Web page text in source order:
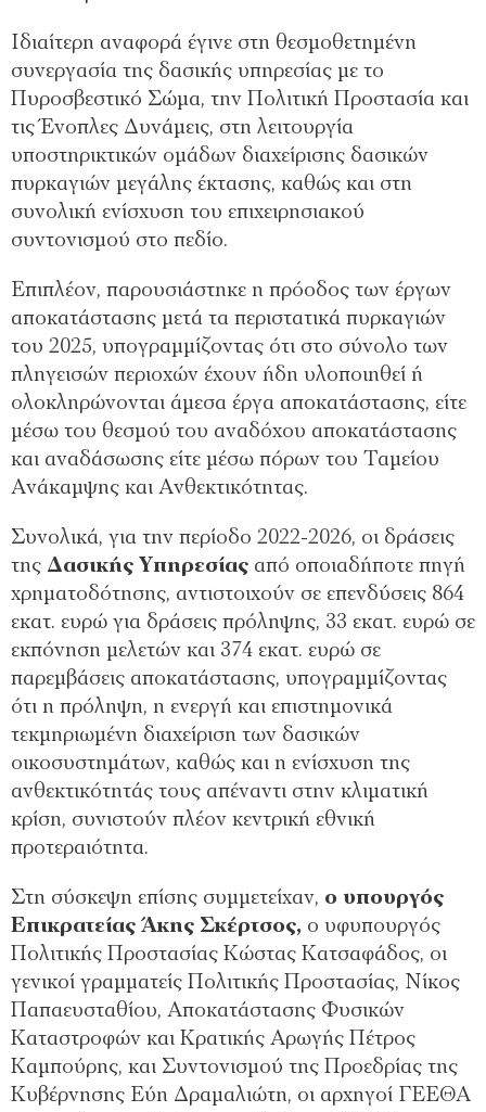
Ιδιαίτερη αναφορά έγινε στη θεσμοθετημένη
συνεργασία της δασικής υπηρεσίας με το
Πυροσβεστικό Σώμα, την Πολιτική Προστασία και
τις Ένοπλες Δυνάμεις, στη λειτουργία
υποστηρικτικών ομάδων διαχείρισης δασικών
πυρκαγιών μεγάλης έκτασης, καθώς και στη
συνολική ενίσχυση του επιχειρησιακού
συντονισμού στο πεδίο.
Επιπλέον, παρουσιάστηκε η πρόοδος των έργων
αποκατάστασης μετά τα περιστατικά πυρκαγιών
του 2025, υπογραμμίζοντας ότι στο σύνολο των
πληγεισών περιοχών έχουν ήδη υλοποιηθεί ή
ολοκληρώνονται άμεσα έργα αποκατάστασης, είτε
μέσω του θεσμού του αναδόχου αποκατάστασης
και αναδάσωσης είτε μέσω πόρων του Ταμείου
Ανάκαμψης και Ανθεκτικότητας.
Συνολικά, για την περίοδο 2022-2026, οι δράσεις
της Δασικής Υπηρεσίας από οποιαδήποτε πηγή
χρηματοδότησης, αντιστοιχούν σε επενδύσεις 864
εκατ. ευρώ για δράσεις πρόληψης, 33 εκατ. ευρώ σε
εκπόνηση μελετών και 374 εκατ. ευρώ σε
παρεμβάσεις αποκατάστασης, υπογραμμίζοντας
ότι η πρόληψη, η ενεργή και επιστημονικά
τεκμηριωμένη διαχείριση των δασικών
οικοσυστημάτων, καθώς και η ενίσχυση της
ανθεκτικότητάς τους απέναντι στην κλιματική
κρίση, συνιστούν πλέον κεντρική εθνική
προτεραιότητα.
Στη σύσκεψη επίσης συμμετείχαν, ο υπουργός
Επικρατείας Άκης Σκέρτσος, ο υφυπουργός
Πολιτικής Προστασίας Κώστας Κατσαφάδος, οι
γενικοί γραμματείς Πολιτικής Προστασίας, Νίκος
Παπαευσταθίου, Αποκατάστασης Φυσικών
Καταστροφών και Κρατικής Αρωγής Πέτρος
Καμπούρης, και Συντονισμού της Προεδρίας της
Κυβέρνησης Εύη Δραμαλιώτη, οι αρχηγοί ΓΕΕΘΑ